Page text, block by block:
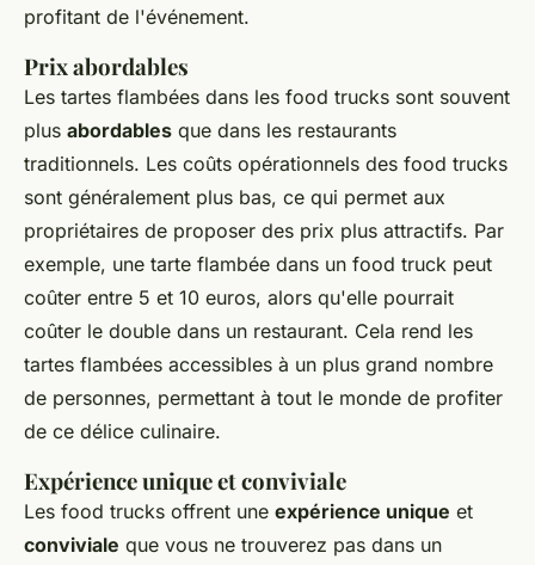
profitant de l'événement.
Prix abordables
Les tartes flambées dans les food trucks sont souvent
plus abordables que dans les restaurants
traditionnels. Les coûts opérationnels des food trucks
sont généralement plus bas, ce qui permet aux
propriétaires de proposer des prix plus attractifs. Par
exemple, une tarte flambée dans un food truck peut
coûter entre 5 et 10 euros, alors qu'elle pourrait
coûter le double dans un restaurant. Cela rend les
tartes flambées accessibles à un plus grand nombre
de personnes, permettant à tout le monde de profiter
de ce délice culinaire.
Expérience unique et conviviale
Les food trucks offrent une expérience unique et
conviviale que vous ne trouverez pas dans un